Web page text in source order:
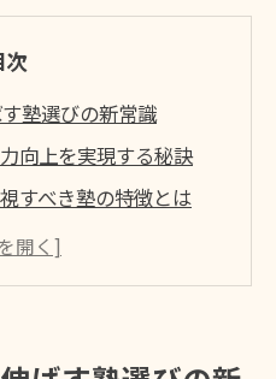
次
塾選びの新常識
向上を実現する秘訣
すべき塾の特徴とは
習の最新学習法を解説
した学習習慣定着のコ
克服に役立つ理由